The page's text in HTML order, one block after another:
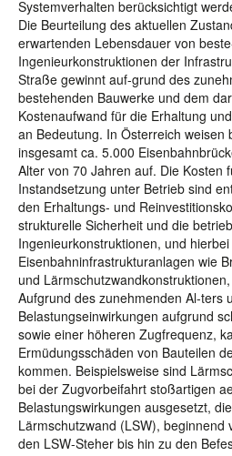
Systemverhalten berücksichtigt
Die Beurteilung des aktuellen
erwartenden Lebensdauer von
Ingenieurkonstruktionen der
Straße gewinnt auf-grund des
bestehenden Bauwerke und dem
Kostenaufwand für die Erhaltung
an Bedeutung. In Österreich weisen
insgesamt ca. 5.000
Alter von 70 Jahren auf. Die Kosten
Instandsetzung unter Betrieb sind
den Erhaltungs- und
strukturelle Sicherheit und die
Ingenieurkonstruktionen, und
Eisenbahninfrastrukturanlagen wie
und
Aufgrund des zunehmenden Al-ters
Belastungseinwirkungen aufgrund
sowie einer höheren Zugfrequenz,
Ermüdungsschäden von Bauteilen
kommen. Beispielsweise sind
bei der Zugvorbeifahrt stoßartigen
Belastungswirkungen ausgesetzt,
Lärmschutzwand (LSW), beginnend
den LSW-Steher bis hin zu den